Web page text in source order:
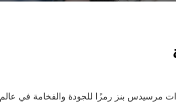
بنز رمزًا للجودة والفخامة في عالم